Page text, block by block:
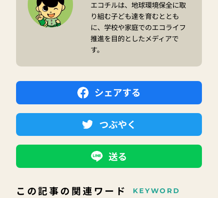
エコチルは、地球環境保全に取
り組む子ども達を育むととも
に、学校や家庭でのエコライフ
推進を目的としたメディアで
す。
シェアする
つぶやく
送る
この記事の関連ワード KEYWORD